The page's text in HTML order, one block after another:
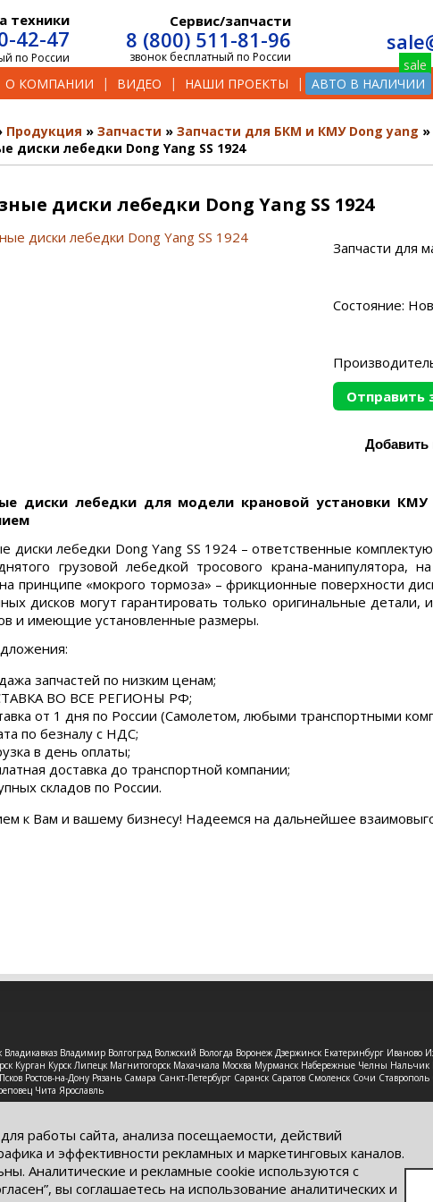
техники
42-47
по России
Сервис/запчасти
8 (800) 511-81-96
звонок бесплатный по России
О КОМПАНИИ ВИДЕО НАШИ ПРОЕКТЫ АВТО В НАЛИЧИИ
Продукция Запчасти Запчасти для БКМ и КМУ Dong yang
диски лебедки Dong Yang SS 1924
диски лебедки Dong Yang SS 1924
Запчасти для
Состояние:
Отправить
диски лебедки для модели крановой установки
диски лебедки Dong Yang SS 1924 – ответственные
грузовой лебедкой тросового крана-манипулятора,
принципе «мокрого тормоза» – фрикционные поверхности
дисков могут гарантировать только оригинальные
и имеющие установленные размеры.
запчастей по низким ценам;
ВО ВСЕ РЕГИОНЫ РФ;
от 1 дня по России (Самолетом, любыми транспортными
по безналу с НДС;
в день оплаты;
доставка до транспортной компании;
складов по России.
к Вам и вашему бизнесу! Надеемся на дальнейшее
Владикавказ Владимир Волгоград Волжский Вологда Воронеж Дзержинск Екатеринбург
Курган Курск Липецк Магнитогорск Махачкала Москва Мурманск Набережные Челны
Ростов-на-Дону Рязань Самара Санкт-Петербург Саранск Саратов Смоленск Сочи Ставрополь
Чита Ярославль
Обращаем Ваше внимание на то, что данный интернет-
информационные материалы и цены, размещенные на сайте, не
кодекса РФ.
работы сайта, анализа посещаемости, действий
и эффективности рекламных и маркетинговых каналов.
Аналитические и рекламные cookie используются с
вы соглашаетесь на использование аналитических и